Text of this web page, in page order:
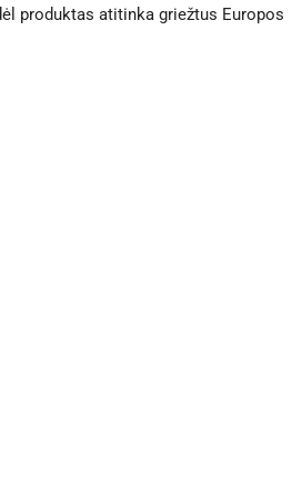
produktas atitinka griežtus Europos